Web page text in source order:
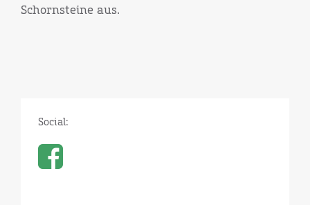
Schornsteine aus.
Social: